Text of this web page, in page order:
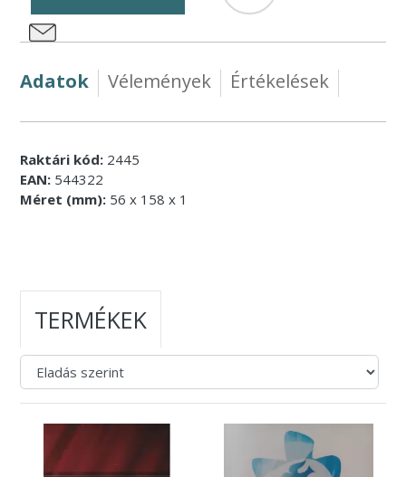
Adatok Vélemények Értékelések
Raktári kód: 2445
EAN: 544322
Méret (mm): 56 x 158 x 1
TERMÉKEK